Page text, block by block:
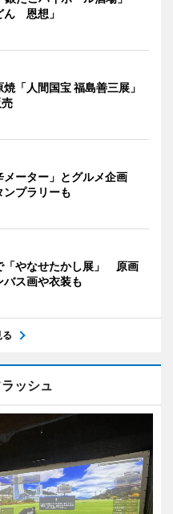
ん 恩想」
「人間国宝 福島善三展」
ーター」とグルメ企画
プラリーも
「やなせたかし展」 原画
バス画や衣装も
る
ッシュ